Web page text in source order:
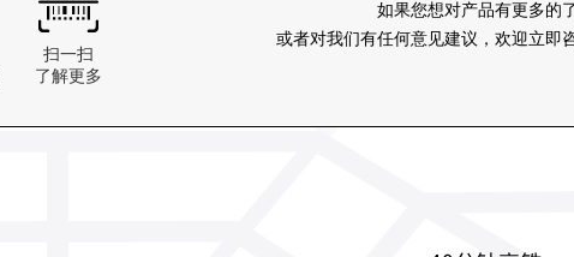
扫一扫
了解更多
如果您想对产品有更多的
或者对我们有任何意见建议，欢迎立即